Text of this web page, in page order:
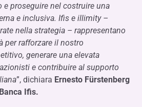
proseguire nel costruire una
e inclusiva. Ifis e illimity –
nella strategia – rappresentano
per rafforzare il nostro
generare una elevata
e contribuire al supporto
”, dichiara Ernesto Fürstenberg
Ifis.